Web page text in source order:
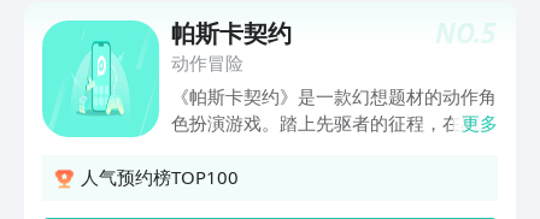
NO.5
帕斯卡契约
动作冒险
《帕斯卡契约》是一款幻想题材的动作角
色扮演游戏。踏上先驱者的征程，在黑雾
后的光明吧！【游戏简介】《帕斯卡契
更多
人气预约榜TOP100